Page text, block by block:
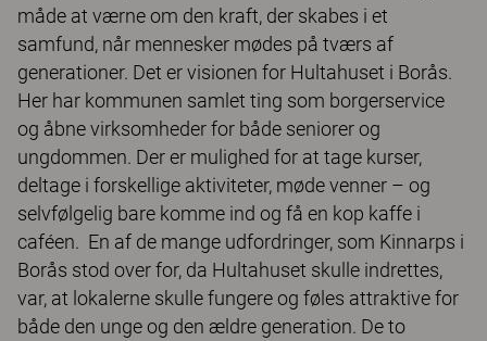
måde at værne om den kraft, der skabes i et
samfund, når mennesker mødes på tværs af
generationer. Det er visionen for Hultahuset i Borås.
Her har kommunen samlet ting som borgerservice
og åbne virksomheder for både seniorer og
ungdommen. Der er mulighed for at tage kurser,
deltage i forskellige aktiviteter, møde venner – og
selvfølgelig bare komme ind og få en kop kaffe i
caféen. En af de mange udfordringer, som Kinnarps i
Borås stod over for, da Hultahuset skulle indrettes,
var, at lokalerne skulle fungere og føles attraktive for
både den unge og den ældre generation. De to